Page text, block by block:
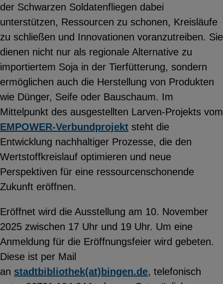
der Schwarzen Soldatenfliegen dabei
unterstützen, Ressourcen zu schonen, Kreisläufe
zu schließen und Innovationen voranzutreiben. Sie
dienen nicht nur als regionale Alternative zu
importiertem Soja in der Tierfütterung, sondern
ermöglichen auch die Herstellung von Produkten
wie Dünger, Seife oder Bauschaum. Im
Mittelpunkt des ausgestellten Larven-Projekts vom
EMPOWER-Verbundprojekt steht die
Entwicklung nachhaltiger Prozesse, die den
Wertstoffkreislauf optimieren und neue
Perspektiven für eine ressourcenschonende
Zukunft eröffnen.
Eröffnet wird die Ausstellung am 10. November
2025 zwischen 17 Uhr und 19 Uhr. Um eine
Anmeldung für die Eröffnungsfeier wird gebeten.
Diese ist per Mail
an stadtbibliothek(at)bingen.de, telefonisch